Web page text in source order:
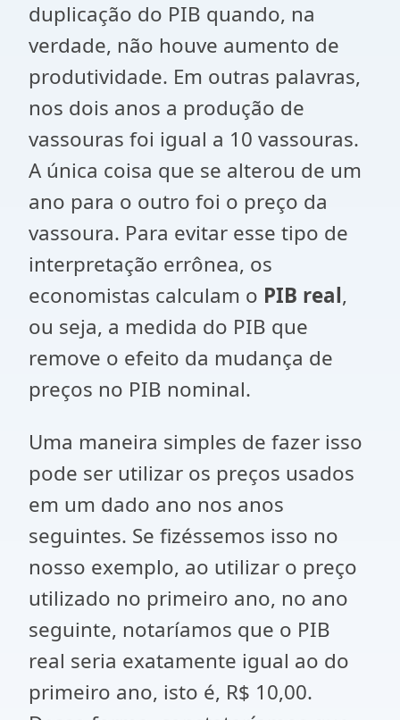
duplicação do PIB quando, na
verdade, não houve aumento de
produtividade. Em outras palavras,
nos dois anos a produção de
vassouras foi igual a 10 vassouras.
A única coisa que se alterou de um
ano para o outro foi o preço da
vassoura. Para evitar esse tipo de
interpretação errônea, os
economistas calculam o PIB real,
ou seja, a medida do PIB que
remove o efeito da mudança de
preços no PIB nominal.
Uma maneira simples de fazer isso
pode ser utilizar os preços usados
em um dado ano nos anos
seguintes. Se fizéssemos isso no
nosso exemplo, ao utilizar o preço
utilizado no primeiro ano, no ano
seguinte, notaríamos que o PIB
real seria exatamente igual ao do
primeiro ano, isto é, R$ 10,00.